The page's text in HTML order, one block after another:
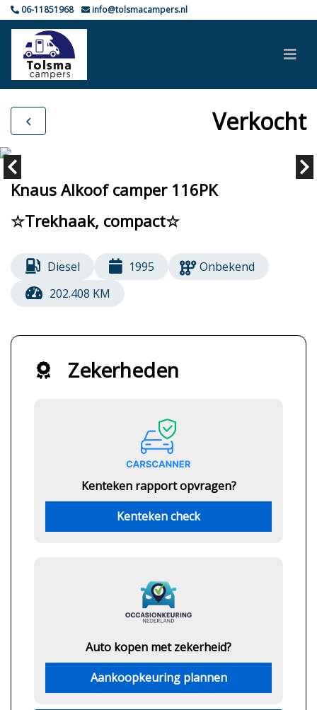
06-11851968 info@tolsmacampers.nl
Verkocht
Knaus Alkoof camper 116PK
☆Trekhaak, compact☆
Diesel 1995
Onbekend
202.408 KM
Zekerheden
Kenteken rapport opvragen?
Kenteken check
Auto kopen met zekerheid?
Aankoopkeuring plannen